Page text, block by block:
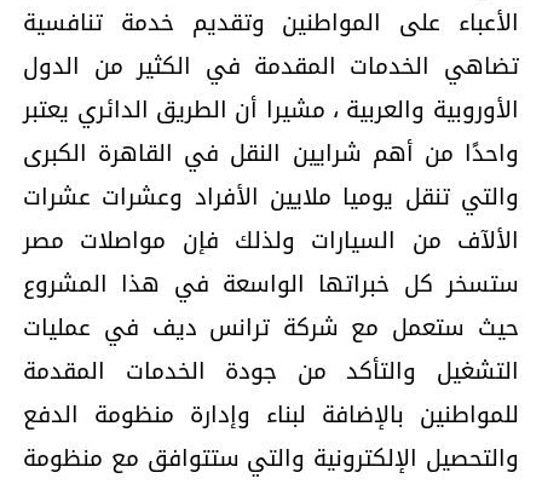
الأعباء على المواطنين وتقديم خدمة تنافسية
تضاهي الخدمات المقدمة في الكثير من الدول
الأوروبية والعربية ، مشيرا أن الطريق الدائري يعتبر
واحدًا من أهم شرايين النقل في القاهرة الكبرى
والتي تنقل يوميا ملايين الأفراد وعشرات عشرات
الألآف من السيارات ولذلك فإن مواصلات مصر
ستسخر كل خبراتها الواسعة في هذا المشروع
حيث ستعمل مع شركة ترانس ديف في عمليات
التشغيل والتأكد من جودة الخدمات المقدمة
للمواطنين بالإضافة لبناء وإدارة منظومة الدفع
والتحصيل الإلكترونية والتي ستتوافق مع منظومة